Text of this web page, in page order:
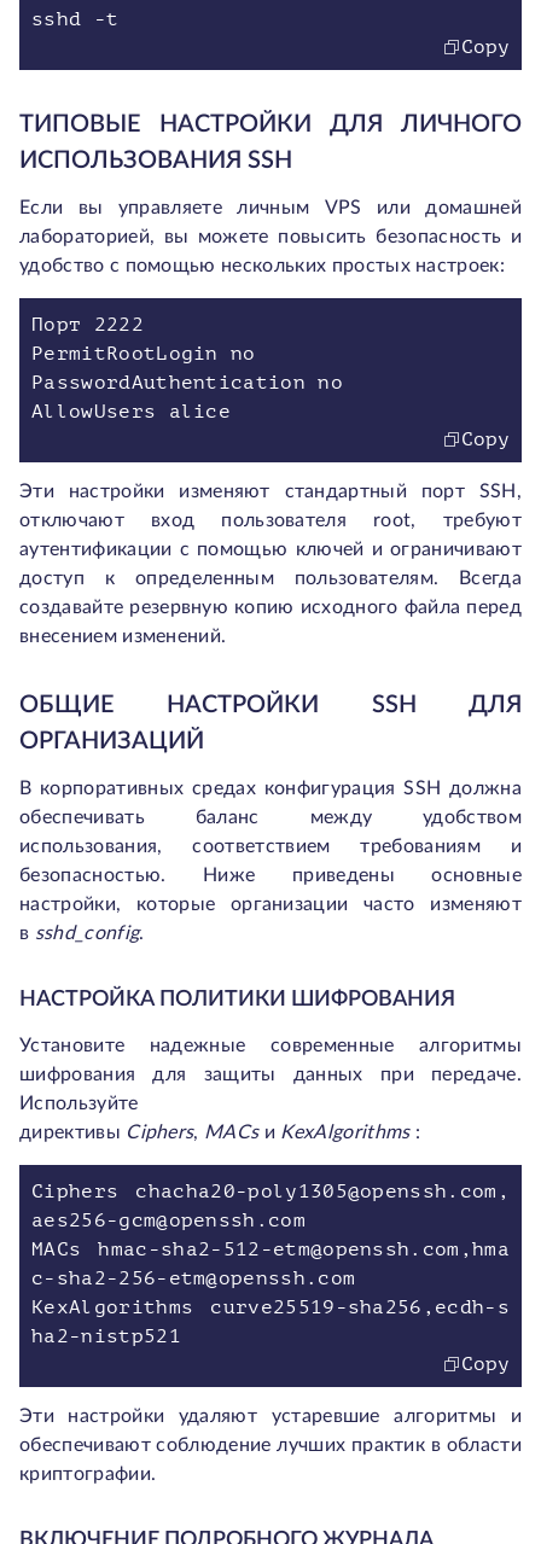
sshd -t
Copy
ТИПОВЫЕ НАСТРОЙКИ ДЛЯ ЛИЧНОГО
ИСПОЛЬЗОВАНИЯ SSH
Если вы управляете личным VPS или домашней
лабораторией, вы можете повысить безопасность и
удобство с помощью нескольких простых настроек:
Порт 2222
PermitRootLogin no
PasswordAuthentication no
AllowUsers alice
Copy
Эти настройки изменяют стандартный порт SSH,
отключают вход пользователя root, требуют
аутентификации с помощью ключей и ограничивают
доступ к определенным пользователям. Всегда
создавайте резервную копию исходного файла перед
внесением изменений.
ОБЩИЕ НАСТРОЙКИ SSH ДЛЯ
ОРГАНИЗАЦИЙ
В корпоративных средах конфигурация SSH должна
обеспечивать баланс между удобством
использования, соответствием требованиям и
безопасностью. Ниже приведены основные
настройки, которые организации часто изменяют
в sshd_config.
НАСТРОЙКА ПОЛИТИКИ ШИФРОВАНИЯ
Установите надежные современные алгоритмы
шифрования для защиты данных при передаче.
Используйте
директивы Ciphers, MACs и KexAlgorithms :
Ciphers chacha20-poly1305@openssh.com,
aes256-gcm@openssh.com
MACs hmac-sha2-512-etm@openssh.com,hma
c-sha2-256-etm@openssh.com
KexAlgorithms curve25519-sha256,ecdh-s
ha2-nistp521
Copy
Эти настройки удаляют устаревшие алгоритмы и
обеспечивают соблюдение лучших практик в области
криптографии.